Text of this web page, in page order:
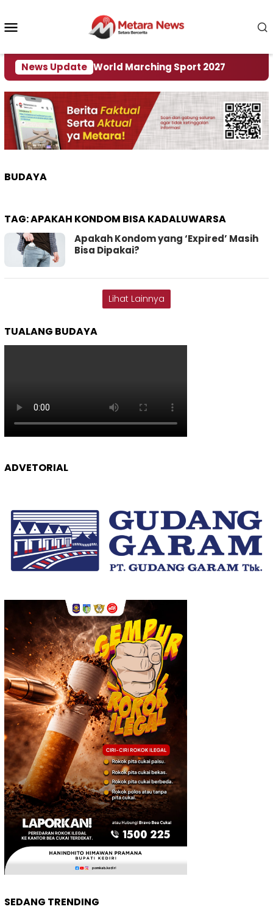
konten
News Update
Rumah World Marching Sport 2027
BUDAYA
TAG:APAKAH KONDOM BISA KADALUWARSA
Apakah Kondom yang ‘Expired’ Masih
Bisa Dipakai?
Lihat Lainnya
TUALANG BUDAYA
ADVETORIAL
SEDANG TRENDING